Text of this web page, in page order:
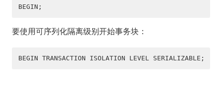
CREATE FUNCTION
CREATE GROUP
BEGIN;
要使用可序列化隔离级别开始事务块：
BEGIN TRANSACTION ISOLATION LEVEL SERIALIZABLE;